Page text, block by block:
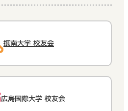
摂南大学 校友会
広島国際大学 校友会